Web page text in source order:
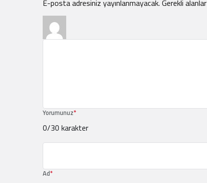
E-posta adresiniz yayınlanmayacak.Gerekli alanlar
Yorumunuz*
0/30 karakter
Ad*